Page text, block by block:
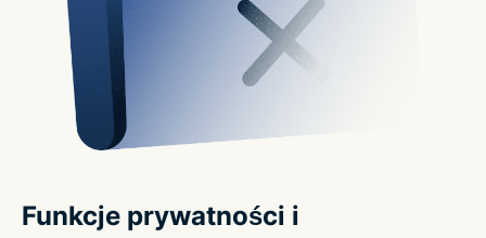
Funkcje prywatności i